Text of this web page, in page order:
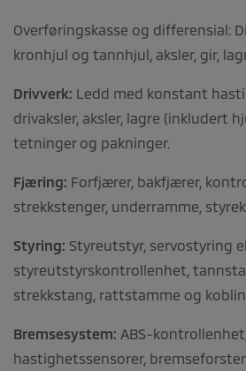
Overføringskasse og differensial:
kronhjul og tannhjul, aksler, gir,
Drivverk: Ledd med konstant
drivaksler, aksler, lagre (inkludert
tetninger og pakninger.
Fjæring: Forfjærer, bakfjærer,
strekkstenger, underramme,
Styring: Styreutstyr, servostyring
styreutstyrskontrollenhet,
strekkstang, rattstamme og
Bremsesystem: ABS-kontrollenhet,
hastighetssensorer,